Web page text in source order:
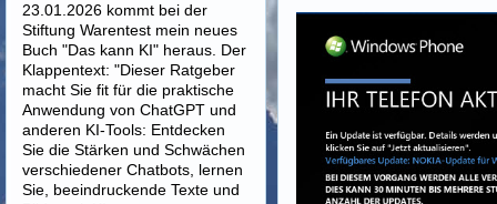
23.01.2026 kommt bei der
Stiftung Warentest mein neues
Buch "Das kann KI" heraus. Der
Klappentext: "Dieser Ratgeber
macht Sie fit für die praktische
Anwendung von ChatGPT und
anderen KI-Tools: Entdecken
Sie die Stärken und Schwächen
verschiedener Chatbots, lernen
Sie, beeindruckende Texte und